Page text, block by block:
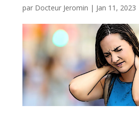
par Docteur Jeromin | Jan 11, 2023